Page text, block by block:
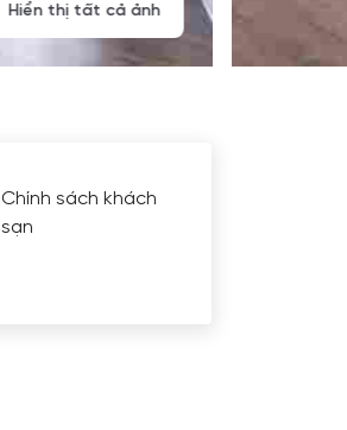
Hiển thị tất cả ảnh
Chính sách khách
sạn